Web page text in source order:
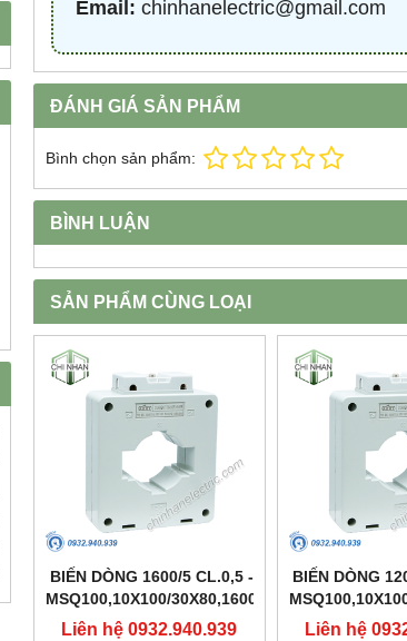
Email: chinhanelectric@gmail.com
ĐÁNH GIÁ SẢN PHẨM
Bình chọn sản phẩm:
BÌNH LUẬN
SẢN PHẨM CÙNG LOẠI
BIẾN DÒNG 1600/5 CL.0,5 -
MSQ100,10X100/30X80,1600
- FORT
Liên hệ 0932.940.939
BIẾN DÒNG
-
Liên hệ